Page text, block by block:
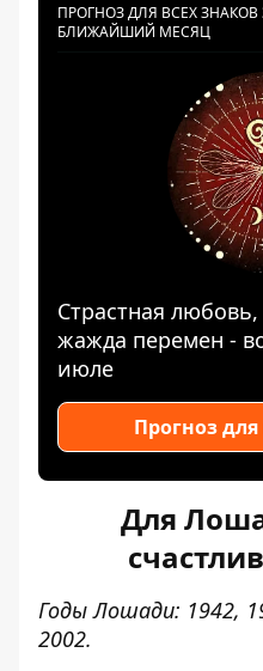
ПРОГНОЗ ДЛЯ ВСЕХ
БЛИЖАЙШИЙ МЕСЯЦ
Страстная
жажда перемен -
июле
Прогноз
Для
Годы Лошади: 1942,
2002.